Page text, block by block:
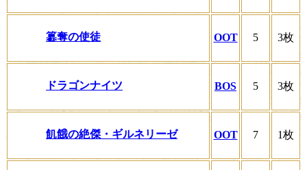
簒奪の使徒 OOT 5 3枚
ドラゴンナイツ BOS 5 3枚
飢餓の絶傑・ギルネリーゼ OOT 7 1枚